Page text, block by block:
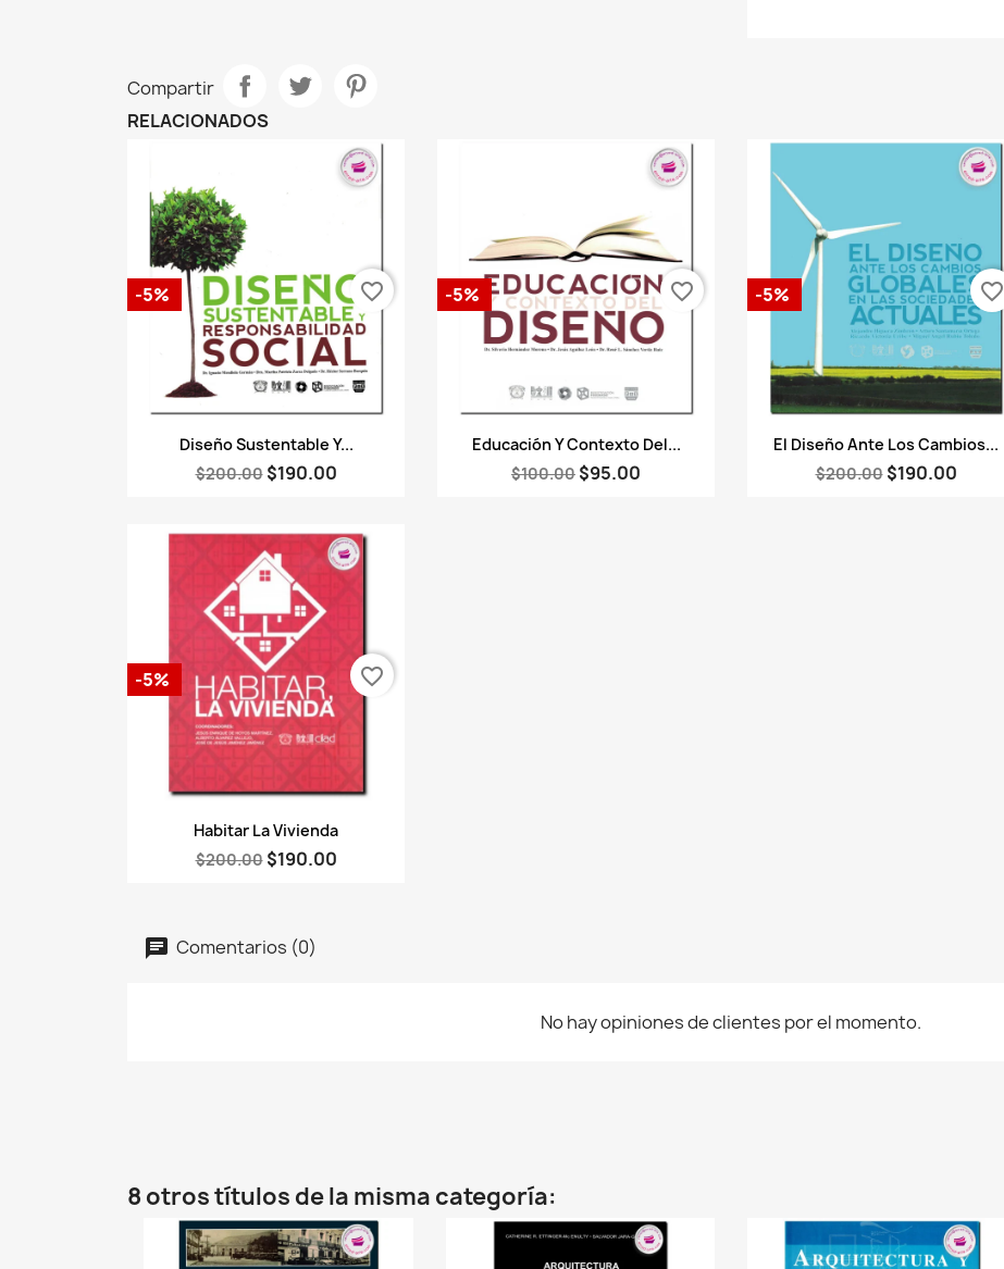
Compartir
RELACIONADOS
Vista rápida
Diseño Sustentable Y...
$200.00 $190.00
-5% favorite_border
Vista rápida
Educación Y Contexto Del...
$100.00 $95.00
-5% favorite_border
Vista rápida
El Diseño Ante Los Cambios...
$200.00 $190.00
-5% favorite_border
Vista rápida
Habitar La Vivienda
$200.00 $190.00
-5% favorite_border
Comentarios (0)
No hay opiniones de clientes por el momento.
8 otros títulos de la misma categoría: